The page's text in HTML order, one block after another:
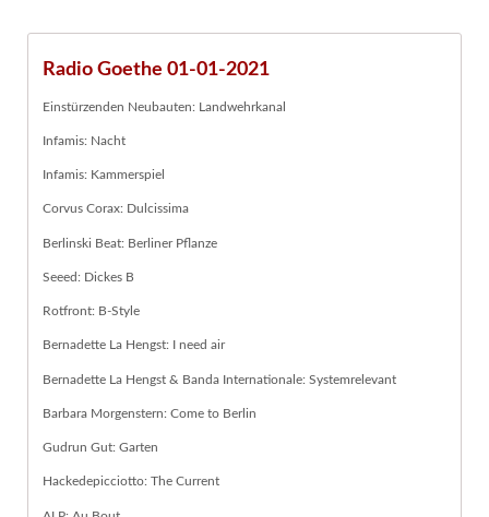
Radio Goethe 01-01-2021
Einstürzenden Neubauten: Landwehrkanal
Infamis: Nacht
Infamis: Kammerspiel
Corvus Corax: Dulcissima
Berlinski Beat: Berliner Pflanze
Seeed: Dickes B
Rotfront: B-Style
Bernadette La Hengst: I need air
Bernadette La Hengst & Banda Internationale: Systemrelevant
Barbara Morgenstern: Come to Berlin
Gudrun Gut: Garten
Hackedepicciotto: The Current